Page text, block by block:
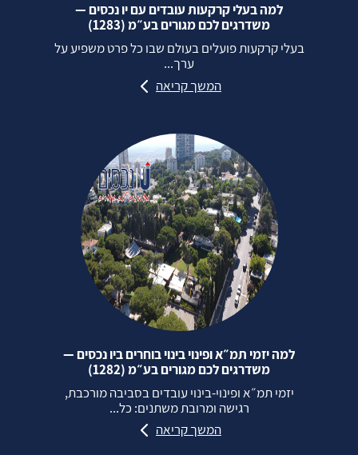
למה בעלי קרקעות עובדים עם יו נכסים —
משדרגים לכם מגורים בע״מ (1283)
בעלי קרקעות פועלים בעולם שבו כל פרט משפיע על
ערך...
המשך קריאה
למה יזמי תמ״א ופינוי בינוי בוחרים ביו נכסים —
משדרגים לכם מגורים בע״מ (1282)
יזמי תמ״א ופינוי‑בינוי עובדים בסביבה מורכבת,
רגישה ומרובת משתנים: כל...
המשך קריאה